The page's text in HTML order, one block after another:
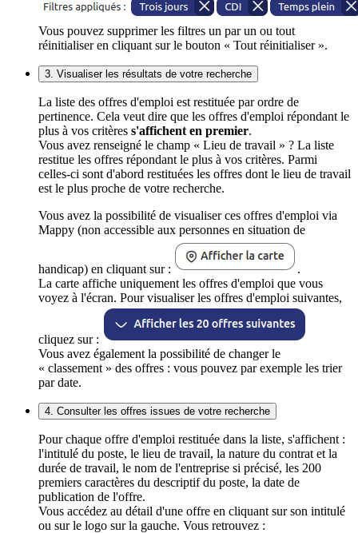
Vous pouvez supprimer les filtres un par un ou tout
réinitialiser en cliquant sur le bouton « Tout réinitialiser ».
3. Visualiser les résultats de votre recherche
La liste des offres d'emploi est restituée par ordre de
pertinence. Cela veut dire que les offres d'emploi répondant le
plus à vos critères s'affichent en premier.
Vous avez renseigné le champ « Lieu de travail » ? La liste
restitue les offres répondant le plus à vos critères. Parmi
celles-ci sont d'abord restituées les offres dont le lieu de travail
est le plus proche de votre recherche.
Vous avez la possibilité de visualiser ces offres d'emploi via
Mappy (non accessible aux personnes en situation de
handicap) en cliquant sur :
.
La carte affiche uniquement les offres d'emploi que vous
voyez à l'écran. Pour visualiser les offres d'emploi suivantes,
cliquez sur :
Vous avez également la possibilité de changer le
« classement » des offres : vous pouvez par exemple les trier
par date.
4. Consulter les offres issues de votre recherche
Pour chaque offre d'emploi restituée dans la liste, s'affichent :
l'intitulé du poste, le lieu de travail, la nature du contrat et la
durée de travail, le nom de l'entreprise si précisé, les 200
premiers caractères du descriptif du poste, la date de
publication de l'offre.
Vous accédez au détail d'une offre en cliquant sur son intitulé
ou sur le logo sur la gauche. Vous retrouvez :